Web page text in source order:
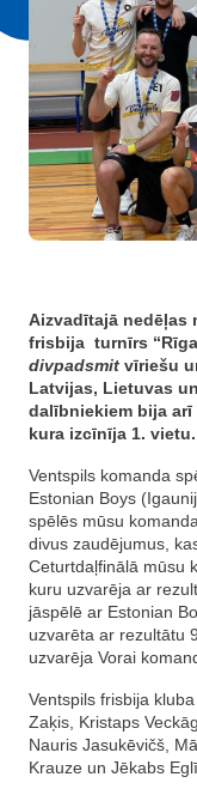
Aizvadītajā nedēļas
frisbija turnīrs
divpadsmit vīriešu
Latvijas, Lietuvas
dalībniekiem bija
kura izcīnīja 1. vietu.
Ventspils komanda
Estonian Boys
spēlēs mūsu
divus zaudējumus,
Ceturtdaļfinālā mūsu
kuru uzvarēja ar
jāspēlē ar Estonian
uzvarēta ar rezultātu
uzvarēja Vorai
Ventspils frisbija
Zaķis, Kristaps
Nauris Jasukēvičš,
Krauze un Jēkabs